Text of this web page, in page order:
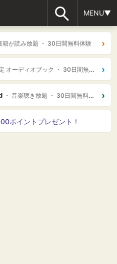
MENU▼
が読み放題 ・ 30日間無料体験 ›
ーディオブック ・ 30日間無料体験 ›
・ 音楽聴き放題 ・ 30日間無料体験 ›
ポイントプレゼント！